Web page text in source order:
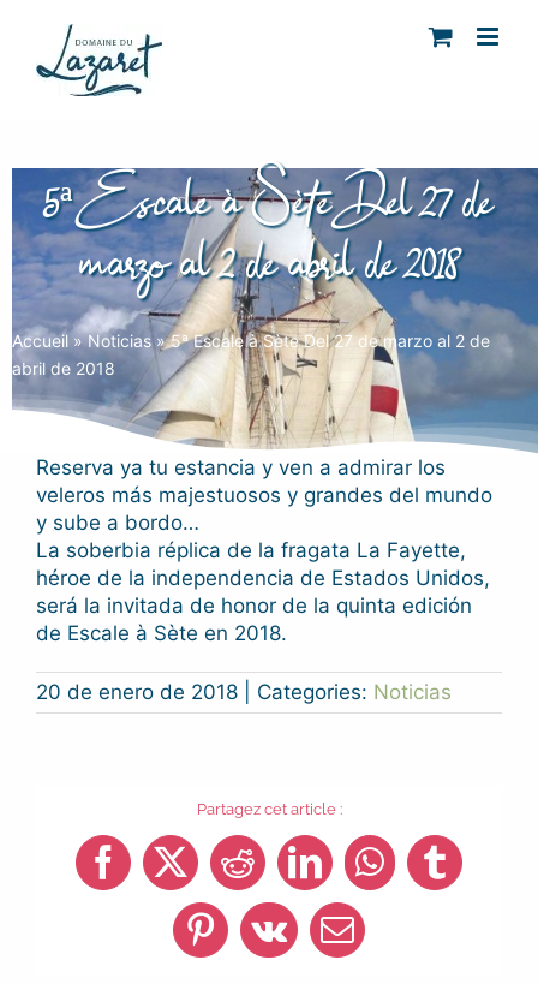
content
5ª Escale à Sète Del 27 de
marzo al 2 de abril de 2018
Accueil»Noticias»5ª Escale à Sète Del 27 de marzo al 2 de
abril de 2018
Reserva ya tu estancia y ven a admirar los
veleros más majestuosos y grandes del mundo
y sube a bordo…
La soberbia réplica de la fragata La Fayette,
héroe de la independencia de Estados Unidos,
será la invitada de honor de la quinta edición
de Escale à Sète en 2018.
20 de enero de 2018 Categories: Noticias
Partagez cet article :
Facebook
X RedditLinkedInWhatsApp
Tumblr
Pinterest
Vk Email